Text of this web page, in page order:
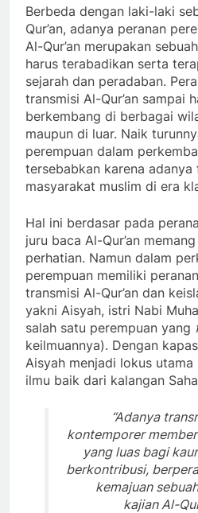
Berbeda dengan laki-laki
Qur’an, adanya peranan
Al-Qur’an merupakan
harus terabadikan serta
sejarah dan peradaban.
transmisi Al-Qur’an sampai
berkembang di berbagai
maupun di luar. Naik
perempuan dalam
tersebabkan karena
masyarakat muslim di era
Hal ini berdasar pada
juru baca Al-Qur’an
perhatian. Namun dalam
perempuan memiliki
transmisi Al-Qur’an dan
yakni Aisyah, istri Nabi
salah satu perempuan yang
keilmuannya). Dengan
Aisyah menjadi lokus
ilmu baik dari kalangan
“Adanya
kontemporer
yang luas bagi
berkontribusi,
kemajuan
kajian Al-